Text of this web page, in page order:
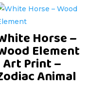
Horse –
Element
Art Print –
Animal